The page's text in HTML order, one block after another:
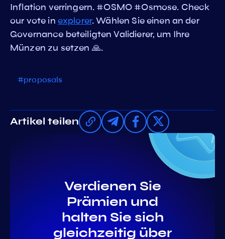
Inflation verringern. #OSMO #Osmose. Check
our vote in explorer. Wählen Sie einen an der
Governance beteiligten Validierer, um Ihre
Münzen zu setzen 🙏.
#proposals
Artikel teilen
Verdienen Sie
Prämien und
halten Sie sich
gleichzeitig über